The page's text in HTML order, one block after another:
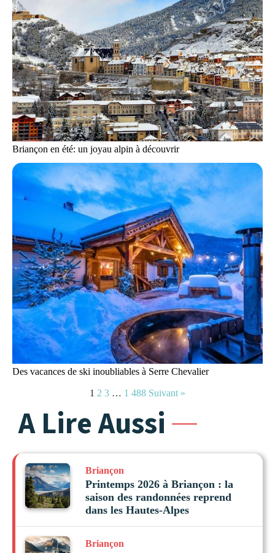
Briançon en été: un joyau alpin à découvrir
Des vacances de ski inoubliables à Serre Chevalier
1 2 3 … 1 488 Suivant »
A Lire Aussi
Briançon
Printemps 2026 à Briançon : la
saison des randonnées reprend
dans les Hautes-Alpes
Briançon